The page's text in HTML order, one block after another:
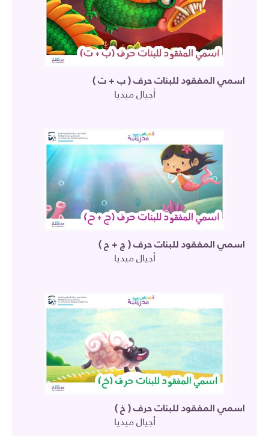
اسمي المفقود للبنات حرف ( ب + ت )
أجيال ميديا
اسمي المفقود للبنات حرف ( ج + ح )
أجيال ميديا
اسمي المفقود للبنات حرف ( خ )
أجيال ميديا